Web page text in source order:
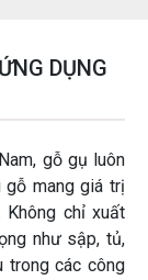
DỤNG
gỗ gụ luôn
mang giá trị
chỉ xuất
như sập, tủ,
trong các công